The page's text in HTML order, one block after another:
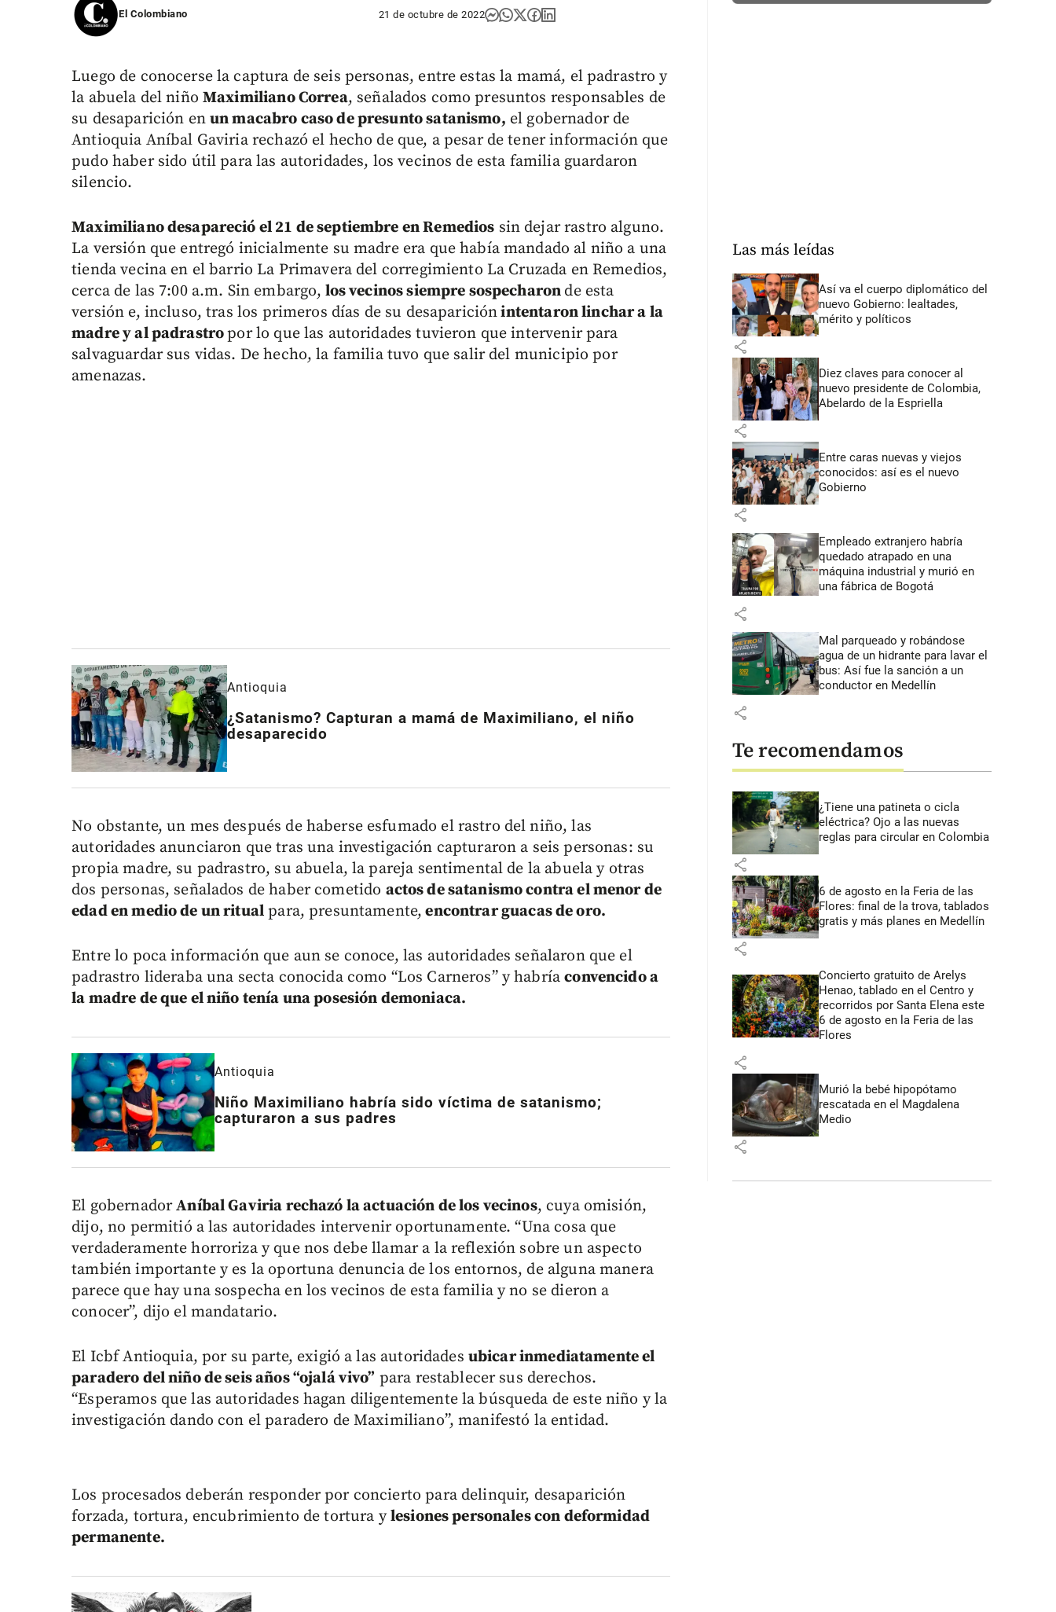
El Colombiano 21 de octubre de 2022
Luego de conocerse la captura de seis personas, entre estas la mamá, el padrastro y
la abuela del niñoMaximiliano Correa, señalados como presuntos responsables de
su desaparición enun macabro caso de presunto satanismo, el gobernador de
Antioquia Aníbal Gaviria rechazó el hecho de que, a pesar de tener información que
pudo haber sido útil para las autoridades, los vecinos de esta familia guardaron
silencio.
Maximiliano desapareció el 21 de septiembre en Remedios sin dejar rastro alguno.
La versión que entregó inicialmente su madre era que había mandado al niño a una
tienda vecina en el barrio La Primavera del corregimiento La Cruzada en Remedios,
cerca de las 7:00 a.m. Sin embargo, los vecinos siempre sospecharon de esta
versión e, incluso, tras los primeros días de su desapariciónintentaron linchar a la
madre y al padrastropor lo que las autoridades tuvieron que intervenir para
salvaguardar sus vidas. De hecho, la familia tuvo que salir del municipio por
amenazas.
Antioquia
¿Satanismo? Capturan a mamá de Maximiliano, el niño
desaparecido
No obstante, un mes después de haberse esfumado el rastro del niño, las
autoridades anunciaron que tras una investigación capturaron a seis personas: su
propia madre, su padrastro, su abuela, la pareja sentimental de la abuela y otras
dos personas, señalados de haber cometido actos de satanismo contra el menor de
edad en medio de un ritual para, presuntamente, encontrar guacas de oro.
Entre lo poca información que aun se conoce, las autoridades señalaron que el
padrastro lideraba una secta conocida como “Los Carneros” y habríaconvencido a
la madre de que el niño tenía una posesión demoniaca.
Antioquia
Niño Maximiliano habría sido víctima de satanismo;
capturaron a sus padres
El gobernadorAníbal Gaviria rechazó la actuación de los vecinos, cuya omisión,
dijo, no permitió a las autoridades intervenir oportunamente. “Una cosa que
verdaderamente horroriza y que nos debe llamar a la reflexión sobre un aspecto
también importante y es la oportuna denuncia de los entornos, de alguna manera
parece que hay una sospecha en los vecinos de esta familia y no se dieron a
conocer”, dijo el mandatario.
El Icbf Antioquia, por su parte, exigió a las autoridades ubicar inmediatamente el
paradero del niño de seis años “ojalá vivo” para restablecer sus derechos.
“Esperamos que las autoridades hagan diligentemente la búsqueda de este niño y la
investigación dando con el paradero de Maximiliano”, manifestó la entidad.
Los procesados deberán responder por concierto para delinquir, desaparición
forzada, tortura, encubrimiento de tortura ylesiones personales con deformidad
permanente.
Las más leídas
Así va el cuerpo diplomático del
nuevo Gobierno: lealtades,
mérito y políticos
share
Diez claves para conocer al
nuevo presidente de Colombia,
Abelardo de la Espriella
share
Entre caras nuevas y viejos
conocidos: así es el nuevo
Gobierno
share
Empleado extranjero habría
quedado atrapado en una
máquina industrial y murió en
una fábrica de Bogotá
share
Mal parqueado y robándose
agua de un hidrante para lavar el
bus: Así fue la sanción a un
conductor en Medellín
share
Te recomendamos
¿Tiene una patineta o cicla
eléctrica? Ojo a las nuevas
reglas para circular en Colombia
share
6 de agosto en la Feria de las
Flores: final de la trova, tablados
gratis y más planes en Medellín
share
Concierto gratuito de Arelys
Henao, tablado en el Centro y
recorridos por Santa Elena este
6 de agosto en la Feria de las
Flores
share
Murió la bebé hipopótamo
rescatada en el Magdalena
Medio
share